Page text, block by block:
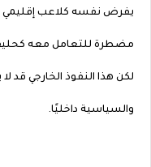
يفرض نفسه كلاعب إقليمي
مضطرة للتعامل معه
لكن هذا النفوذ الخارجي قد
والسياسية داخليًا.